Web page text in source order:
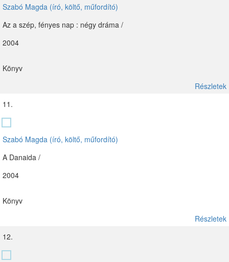
Szabó Magda (író, költő, műfordító)
Az a szép, fényes nap : négy dráma /
2004
Könyv
Részletek
11.
Szabó Magda (író, költő, műfordító)
A Danaida /
2004
Könyv
Részletek
12.